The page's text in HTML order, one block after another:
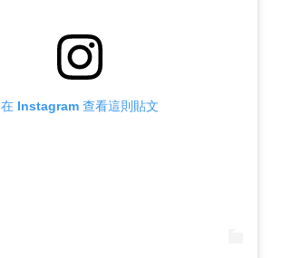
在 Instagram 查看這則貼文